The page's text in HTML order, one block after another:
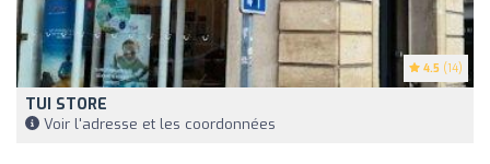
4.5 (14)
TUI STORE
Voir l'adresse et les coordonnées